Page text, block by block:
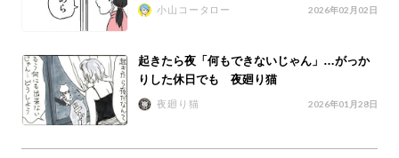
小山コータロー 2026年02月02日
起きたら夜「何もできないじゃん」…がっか
りした休日でも 夜廻り猫
夜廻り猫 2026年01月28日